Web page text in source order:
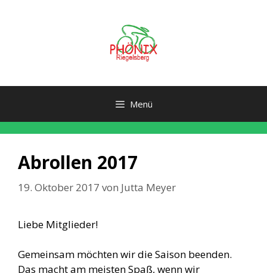
Menü
Abrollen 2017
19. Oktober 2017 von Jutta Meyer
Liebe Mitglieder!
Gemeinsam möchten wir die Saison beenden.
Das macht am meisten Spaß, wenn wir